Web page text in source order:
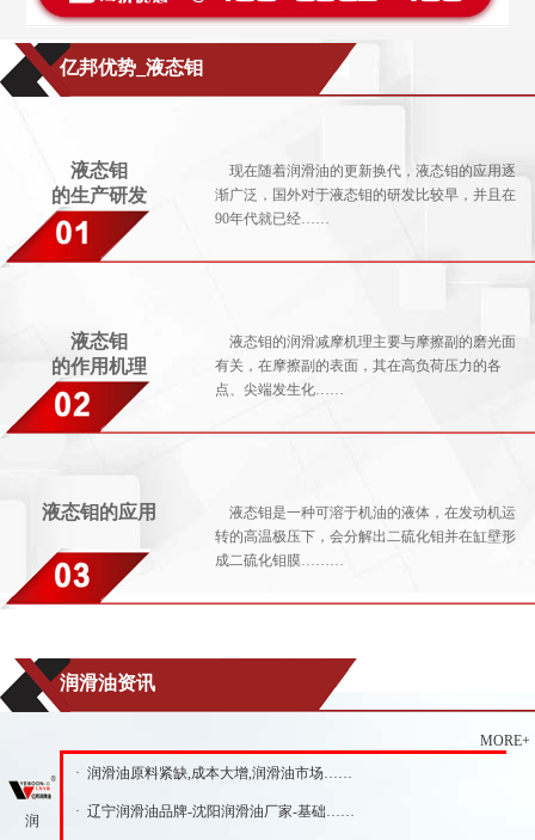
亿邦优势_液态钼
液态钼
的生产研发
现在随着润滑油的更新换代，液态钼的应用逐
渐广泛，国外对于液态钼的研发比较早，并且在
90年代就已经……
液态钼
的作用机理
液态钼的润滑减摩机理主要与摩擦副的磨光面
有关，在摩擦副的表面，其在高负荷压力的各
点、尖端发生化……
液态钼的应用
液态钼是一种可溶于机油的液体，在发动机运
转的高温极压下，会分解出二硫化钼并在缸壁形
成二硫化钼膜………
润滑油资讯
MORE+
润
· 润滑油原料紧缺,成本大增,润滑油市场……
· 辽宁润滑油品牌-沈阳润滑油厂家-基础……